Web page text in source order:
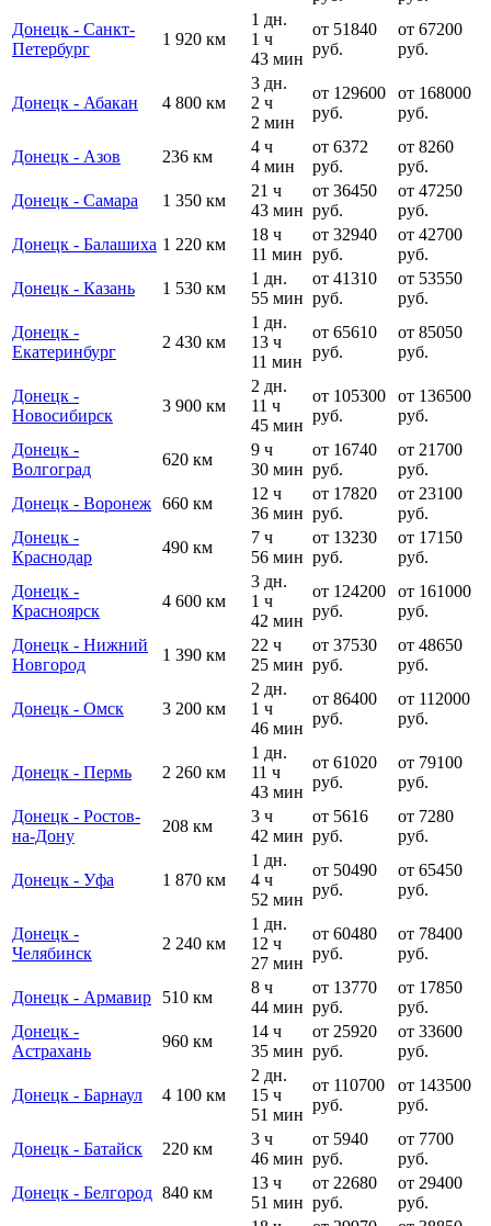
Донецк - Санкт-
Петербург
1 920 км
1 дн.
1 ч
43 мин
от 51840
руб.
от 67200
руб.
Донецк - Абакан 4 800 км
3 дн.
2 ч
2 мин
от 129600
руб.
от 168000
руб.
Донецк - Азов 236 км
4 ч
4 мин
от 6372
руб.
от 8260
руб.
Донецк - Самара
1 350 км
21 ч
43 мин
от 36450
руб.
от 47250
руб.
Донецк - Балашиха 1 220 км
18 ч
11 мин
от 32940
руб.
от 42700
руб.
Донецк - Казань
1 530 км
1 дн.
55 мин
от 41310
руб.
от 53550
руб.
Донецк -
Екатеринбург
2 430 км
1 дн.
13 ч
11 мин
от 65610
руб.
от 85050
руб.
Донецк -
Новосибирск
3 900 км
2 дн.
11 ч
45 мин
от 105300
руб.
от 136500
руб.
Донецк -
Волгоград
620 км
9 ч
30 мин
от 16740
руб.
от 21700
руб.
Донецк - Воронеж 660 км
12 ч
36 мин
от 17820
руб.
от 23100
руб.
Донецк -
Краснодар
490 км
7 ч
56 мин
от 13230
руб.
от 17150
руб.
Донецк -
Красноярск
4 600 км
3 дн.
1 ч
42 мин
от 124200
руб.
от 161000
руб.
Донецк - Нижний
Новгород
1 390 км
22 ч
25 мин
от 37530
руб.
от 48650
руб.
Донецк - Омск 3 200 км
2 дн.
1 ч
46 мин
от 86400
руб.
от 112000
руб.
Донецк - Пермь 2 260 км
1 дн.
11 ч
43 мин
от 61020
руб.
от 79100
руб.
Донецк - Ростов-
на-Дону
208 км
3 ч
42 мин
от 5616
руб.
от 7280
руб.
Донецк - Уфа 1 870 км
1 дн.
4 ч
52 мин
от 50490
руб.
от 65450
руб.
Донецк -
Челябинск
2 240 км
1 дн.
12 ч
27 мин
от 60480
руб.
от 78400
руб.
Донецк - Армавир 510 км
8 ч
44 мин
от 13770
руб.
от 17850
руб.
Донецк -
Астрахань
960 км
14 ч
35 мин
от 25920
руб.
от 33600
руб.
Донецк - Барнаул 4 100 км
2 дн.
15 ч
51 мин
от 110700
руб.
от 143500
руб.
Донецк - Батайск 220 км
3 ч
46 мин
от 5940
руб.
от 7700
руб.
Донецк - Белгород 840 км
13 ч
51 мин
от 22680
руб.
от 29400
руб.